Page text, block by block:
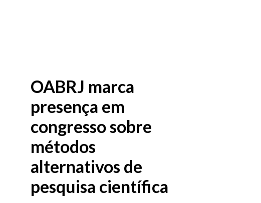
OABRJ marca
presença em
congresso sobre
métodos
alternativos de
pesquisa científica